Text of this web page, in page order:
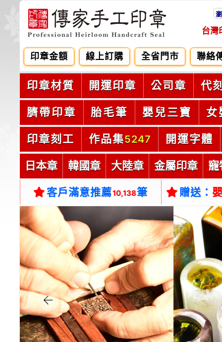
台灣
印章金額 線上訂購 全省門市 聯絡
印章材質 開運印章 公司章 代
臍帶印章 胎毛筆 嬰兒三寶 女
印章刻工 作品集5247 開運字體
日本章 韓國章 大陸章 金屬印章 寵
客戶滿意推薦10,138筆 贈送：